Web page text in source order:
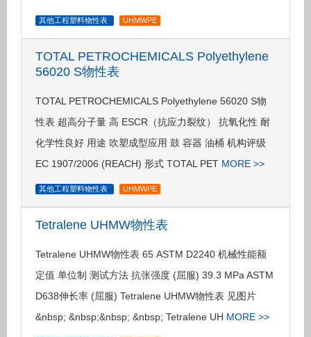
其他工程塑料物性表 UHMWPE
TOTAL PETROCHEMICALS Polyethylene
56020 S物性表
TOTAL PETROCHEMICALS Polyethylene 56020 S物
性表 超高分子量 高 ESCR（抗应力裂纹） 抗氧化性 耐
化学性良好 用途 吹塑成型应用 鼓 容器 油桶 机构评级
EC 1907/2006 (REACH) 形式 TOTAL PET MORE >>
其他工程塑料物性表 UHMWPE
Tetralene UHMW物性表
Tetralene UHMW物性表 65 ASTM D2240 机械性能额
定值 单位制 测试方法 抗张强度 (屈服) 39.3 MPa ASTM
D638伸长率 (屈服) Tetralene UHMW物性表 见图片
&nbsp; &nbsp;&nbsp; &nbsp; Tetralene UH MORE >>